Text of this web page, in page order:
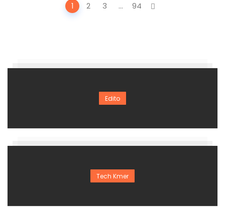
1 2 3 ... 94
Edito
Tech Kmer